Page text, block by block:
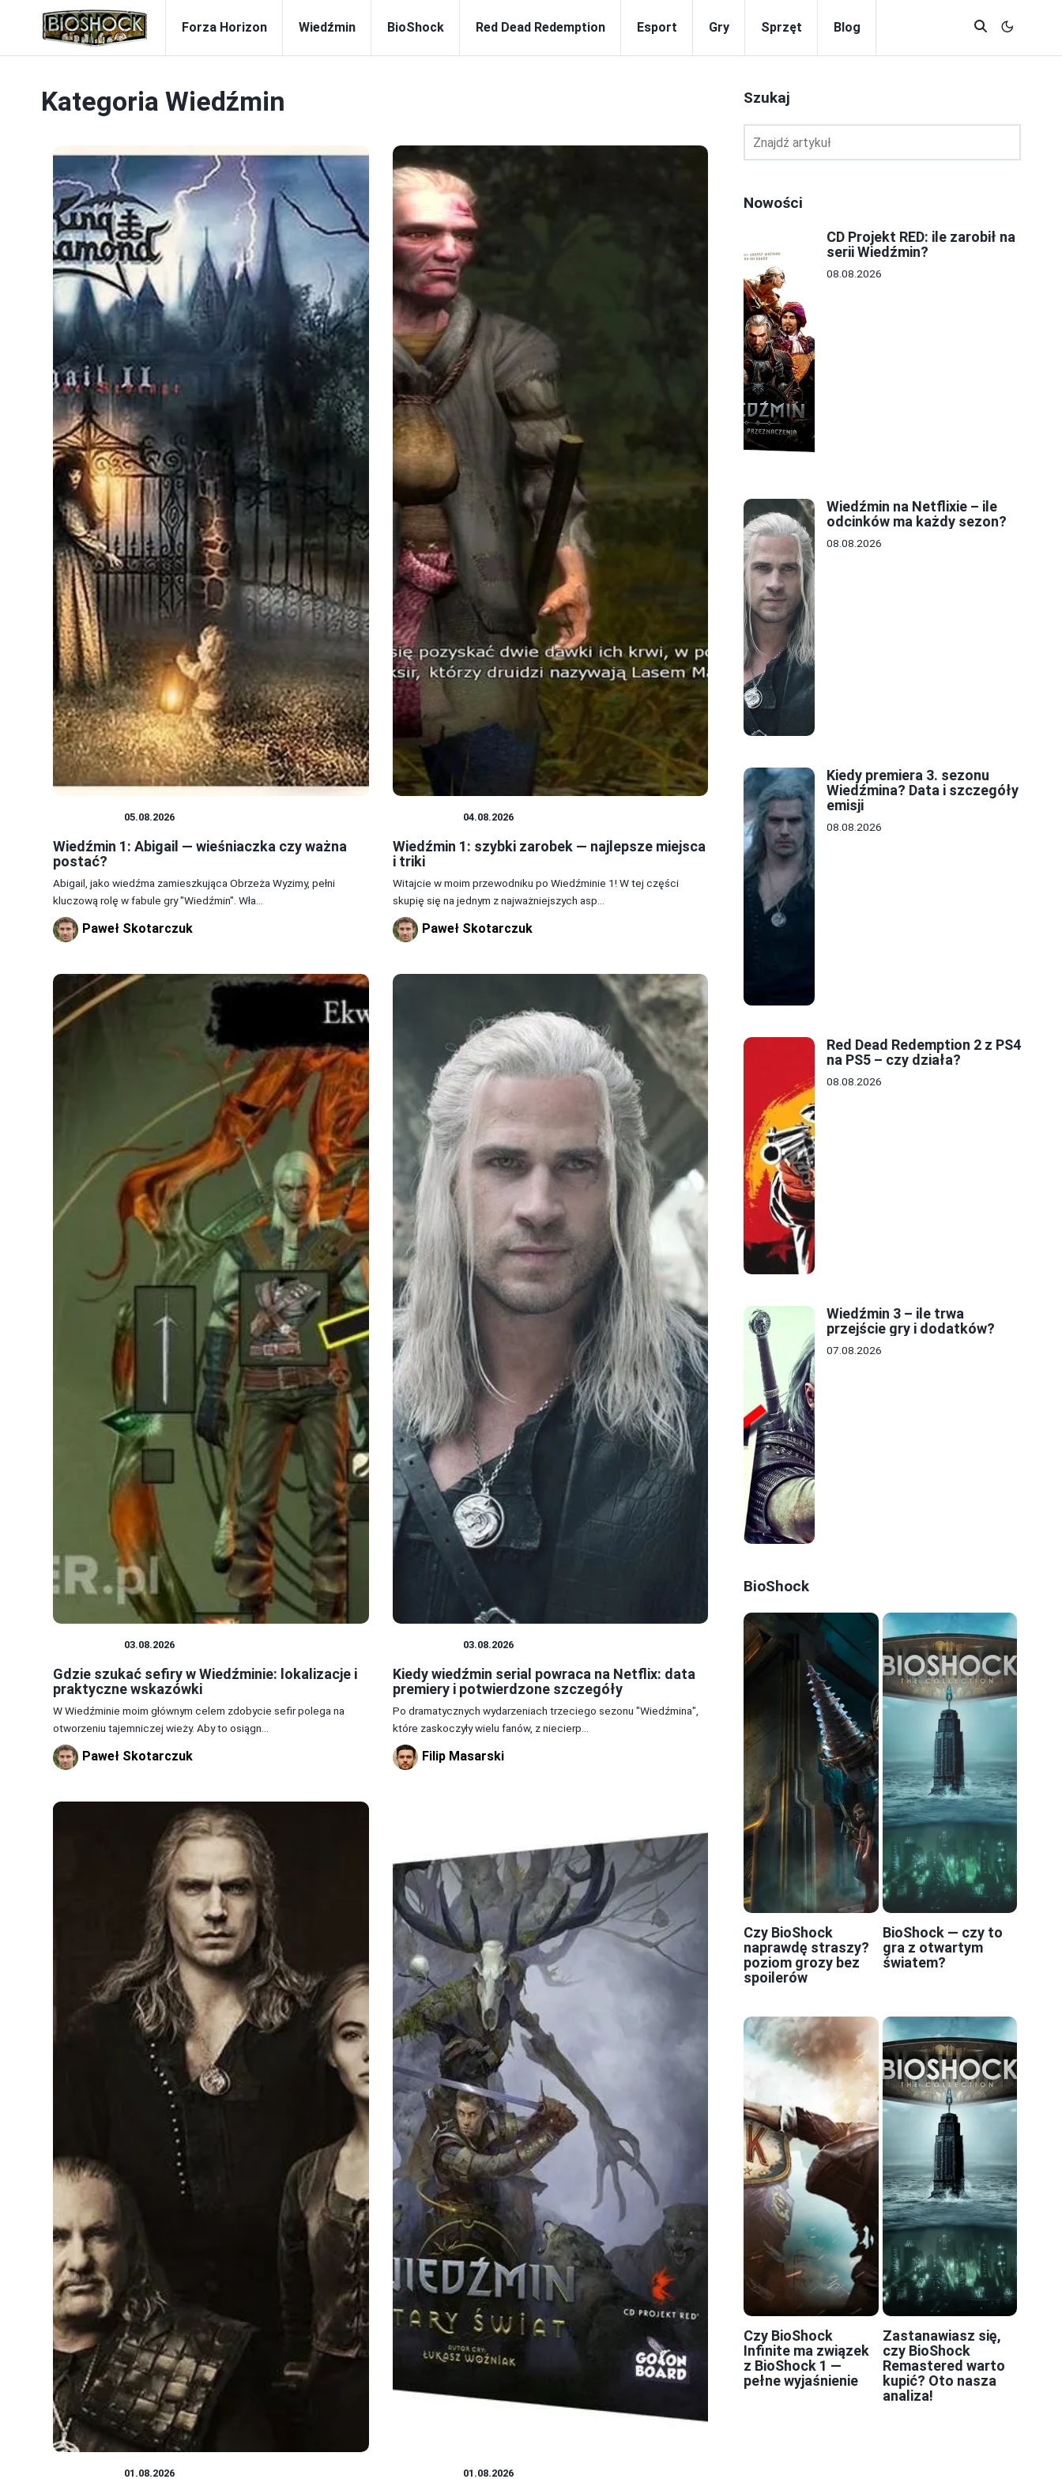
Forza Horizon Wiedźmin BioShock Red Dead Redemption Esport Gry Sprzęt Blog
Kategoria Wiedźmin
05.08.2026
Wiedźmin 1: Abigail — wieśniaczka czy ważna
postać?
Abigail, jako wiedźma zamieszkująca Obrzeża Wyzimy, pełni
kluczową rolę w fabule gry "Wiedźmin". Wła...
Paweł Skotarczuk
04.08.2026
Wiedźmin 1: szybki zarobek — najlepsze miejsca
i triki
Witajcie w moim przewodniku po Wiedźminie 1! W tej części
skupię się na jednym z najważniejszych asp...
Paweł Skotarczuk
03.08.2026
Gdzie szukać sefiry w Wiedźminie: lokalizacje i
praktyczne wskazówki
W Wiedźminie moim głównym celem zdobycie sefir polega na
otworzeniu tajemniczej wieży. Aby to osiągn...
Paweł Skotarczuk
03.08.2026
Kiedy wiedźmin serial powraca na Netflix: data
premiery i potwierdzone szczegóły
Po dramatycznych wydarzeniach trzeciego sezonu "Wiedźmina",
które zaskoczyły wielu fanów, z niecierp...
Filip Masarski
01.08.2026 01.08.2026
Szukaj
Nowości
CD Projekt RED: ile zarobił na
serii Wiedźmin?
08.08.2026
Wiedźmin na Netflixie – ile
odcinków ma każdy sezon?
08.08.2026
Kiedy premiera 3. sezonu
Wiedźmina? Data i szczegóły
emisji
08.08.2026
Red Dead Redemption 2 z PS4
na PS5 – czy działa?
08.08.2026
Wiedźmin 3 – ile trwa
przejście gry i dodatków?
07.08.2026
BioShock
Czy BioShock
naprawdę straszy?
poziom grozy bez
spoilerów
BioShock — czy to
gra z otwartym
światem?
Czy BioShock
Infinite ma związek
z BioShock 1 —
pełne wyjaśnienie
Zastanawiasz się,
czy BioShock
Remastered warto
kupić? Oto nasza
analiza!